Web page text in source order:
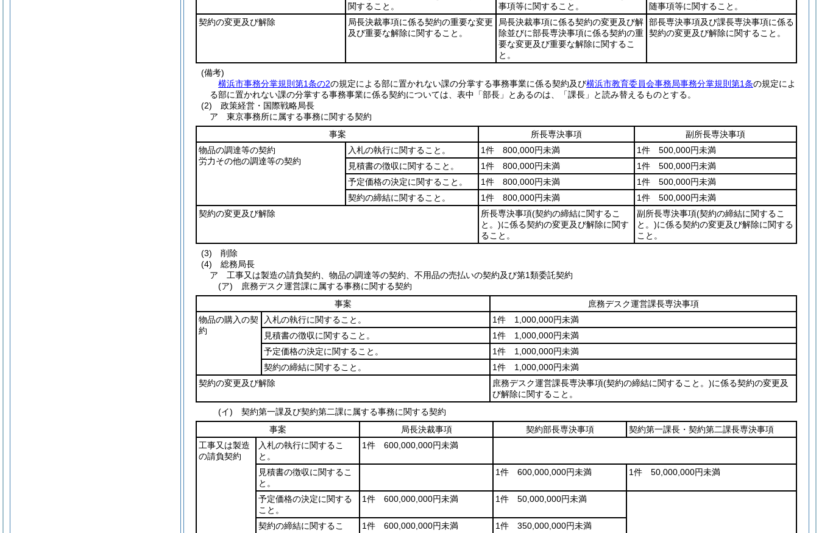
関すること。
事項等に関すること。
随事項等に関すること。
契約の変更及び解除
局長決裁事項に係る契約の重要な変更
及び重要な解除に関すること。
局長決裁事項に係る契約の変更及び解
除並びに部長専決事項に係る契約の重
要な変更及び重要な解除に関するこ
と。
部長専決事項及び課長専決事項に係る
契約の変更及び解除に関すること。
(備考)
横浜市事務分掌規則第1条の2の規定による部に置かれない課の分掌する事務事業に係る契約及び横浜市教育委員会事務局事務分掌規則第1条の規定によ
る部に置かれない課の分掌する事務事業に係る契約については、表中「部長」とあるのは、「課長」と読み替えるものとする。
(2) 政策経営・国際戦略局長
ア 東京事務所に属する事務に関する契約
事案
所長専決事項
副所長専決事項
物品の調達等の契約
労力その他の調達等の契約
入札の執行に関すること。 1件 800,000円未満
1件 500,000円未満
見積書の徴収に関すること。
1件 800,000円未満
1件 500,000円未満
予定価格の決定に関すること。
1件 800,000円未満
1件 500,000円未満
契約の締結に関すること。
1件 800,000円未満
1件 500,000円未満
契約の変更及び解除
所長専決事項(契約の締結に関するこ
と。)に係る契約の変更及び解除に関す
ること。
副所長専決事項(契約の締結に関するこ
と。)に係る契約の変更及び解除に関する
こと。
(3) 削除
(4) 総務局長
ア 工事又は製造の請負契約、物品の調達等の契約、不用品の売払いの契約及び第1類委託契約
(ア) 庶務デスク運営課に属する事務に関する契約
事案
庶務デスク運営課長専決事項
物品の購入の契
約
入札の執行に関すること。
1件 1,000,000円未満
見積書の徴収に関すること。
1件 1,000,000円未満
予定価格の決定に関すること。
1件 1,000,000円未満
契約の締結に関すること。
1件 1,000,000円未満
契約の変更及び解除
庶務デスク運営課長専決事項(契約の締結に関すること。)に係る契約の変更及
び解除に関すること。
(イ) 契約第一課及び契約第二課に属する事務に関する契約
事案
局長決裁事項 契約部長専決事項
契約第一課長・契約第二課長専決事項
工事又は製造
の請負契約
入札の執行に関するこ
と。
1件 600,000,000円未満
見積書の徴収に関するこ
と。
1件 600,000,000円未満 1件 50,000,000円未満
予定価格の決定に関する
こと。
1件 600,000,000円未満 1件 50,000,000円未満
契約の締結に関するこ
1件 600,000,000円未満 1件 350,000,000円未満